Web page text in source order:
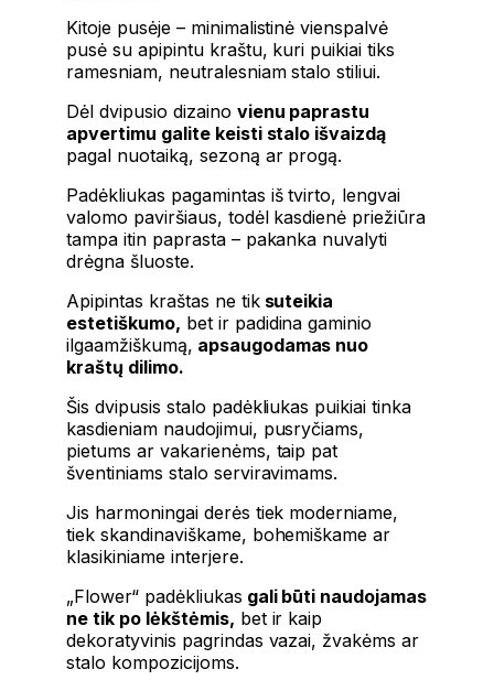
Kitoje pusėje – minimalistinė vienspalvė
pusė su apipintu kraštu, kuri puikiai tiks
ramesniam, neutralesniam stalo stiliui.
Dėl dvipusio dizaino vienu paprastu
apvertimu galite keisti stalo išvaizdą
pagal nuotaiką, sezoną ar progą.
Padėkliukas pagamintas iš tvirto, lengvai
valomo paviršiaus, todėl kasdienė priežiūra
tampa itin paprasta – pakanka nuvalyti
drėgna šluoste.
Apipintas kraštas ne tiksuteikia
estetiškumo, bet ir padidina gaminio
ilgaamžiškumą, apsaugodamas nuo
kraštų dilimo.
Šis dvipusis stalo padėkliukas puikiai tinka
kasdieniam naudojimui, pusryčiams,
pietums ar vakarienėms, taip pat
šventiniams stalo serviravimams.
Jis harmoningai derės tiek moderniame,
tiek skandinaviškame, bohemiškame ar
klasikiniame interjere.
„Flower“ padėkliukas gali būti naudojamas
ne tik po lėkštėmis, bet ir kaip
dekoratyvinis pagrindas vazai, žvakėms ar
stalo kompozicijoms.